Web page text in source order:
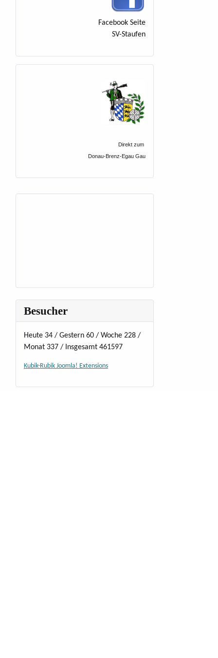
Facebook Seite
SV-Staufen
Direkt zum
Donau-Brenz-Egau Gau
Besucher
Heute 34 / Gestern 60 / Woche 228 /
Monat 337 / Insgesamt 461597
Kubik-Rubik Joomla! Extensions